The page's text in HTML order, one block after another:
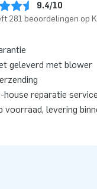
9.4/10
281 beoordelingen op
geleverd met blower
house reparatie
voorraad, levering